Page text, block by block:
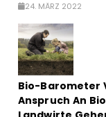
24. MÄRZ 2022
Bio-Barometer
Anspruch An